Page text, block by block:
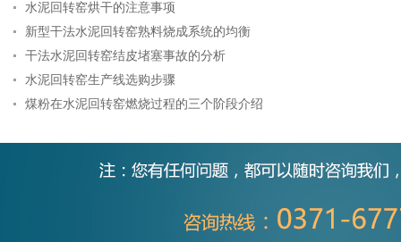
水泥回转窑烘干的注意事项
新型干法水泥回转窑熟料烧成系统的均衡
干法水泥回转窑结皮堵塞事故的分析
水泥回转窑生产线选购步骤
煤粉在水泥回转窑燃烧过程的三个阶段介绍